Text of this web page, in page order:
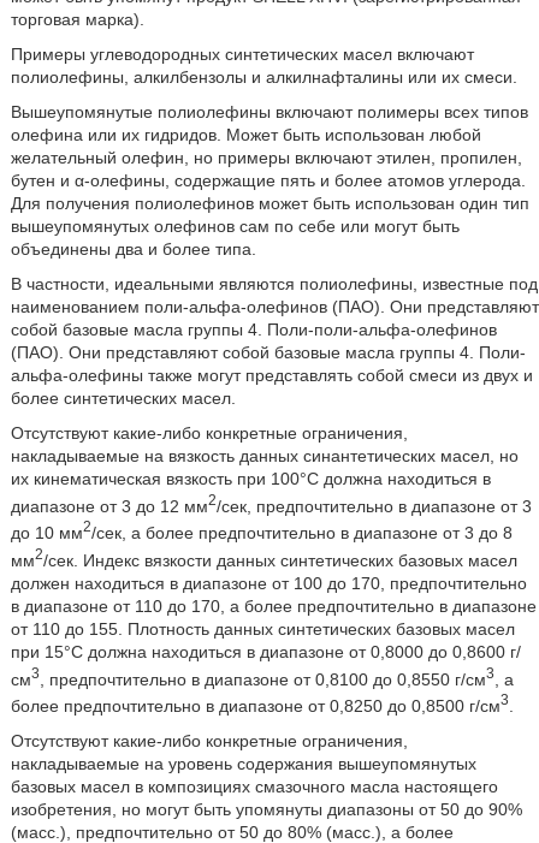
торговая марка).
Примеры углеводородных синтетических масел включают
полиолефины, алкилбензолы и алкилнафталины или их смеси.
Вышеупомянутые полиолефины включают полимеры всех типов
олефина или их гидридов. Может быть использован любой
желательный олефин, но примеры включают этилен, пропилен,
бутен и α-олефины, содержащие пять и более атомов углерода.
Для получения полиолефинов может быть использован один тип
вышеупомянутых олефинов сам по себе или могут быть
объединены два и более типа.
В частности, идеальными являются полиолефины, известные под
наименованием поли-альфа-олефинов (ПАО). Они представляют
собой базовые масла группы 4. Поли-поли-альфа-олефинов
(ПАО). Они представляют собой базовые масла группы 4. Поли-
альфа-олефины также могут представлять собой смеси из двух и
более синтетических масел.
Отсутствуют какие-либо конкретные ограничения,
накладываемые на вязкость данных синантетических масел, но
их кинематическая вязкость при 100°C должна находиться в
диапазоне от 3 до 12 мм2/сек, предпочтительно в диапазоне от 3
до 10 мм2/сек, а более предпочтительно в диапазоне от 3 до 8
мм2/сек. Индекс вязкости данных синтетических базовых масел
должен находиться в диапазоне от 100 до 170, предпочтительно
в диапазоне от 110 до 170, а более предпочтительно в диапазоне
от 110 до 155. Плотность данных синтетических базовых масел
при 15°C должна находиться в диапазоне от 0,8000 до 0,8600 г/
см3 , предпочтительно в диапазоне от 0,8100 до 0,8550 г/см3
, а
более предпочтительно в диапазоне от 0,8250 до 0,8500 г/см3
Отсутствуют какие-либо конкретные ограничения,
накладываемые на уровень содержания вышеупомянутых
базовых масел в композициях смазочного масла настоящего
изобретения, но могут быть упомянуты диапазоны от 50 до 90%
(масс.), предпочтительно от 50 до 80% (масс.), а более